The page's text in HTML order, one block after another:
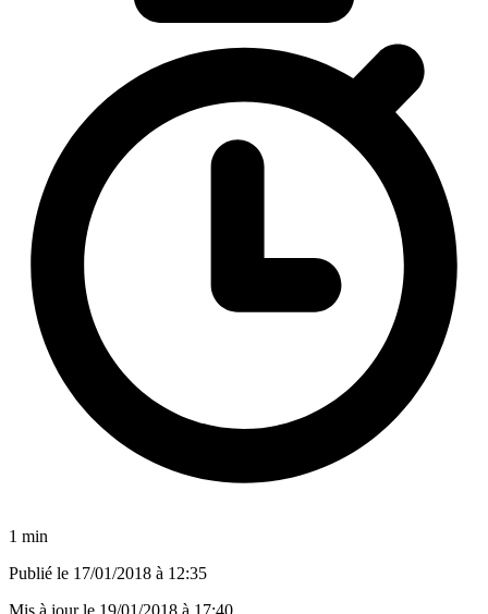
1 min
Publié le 17/01/2018 à 12:35
Mis à jour le 19/01/2018 à 17:40